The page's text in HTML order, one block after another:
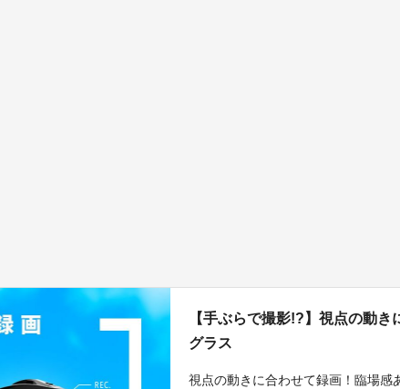
【手ぶらで撮影!?】視点の動
グラス
視点の動きに合わせて録画！臨場